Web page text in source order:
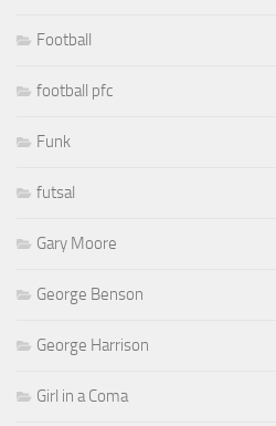
Football
football pfc
Funk
futsal
Gary Moore
George Benson
George Harrison
Girl in a Coma